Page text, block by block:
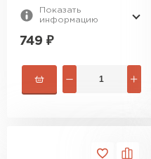
Показать
информацию
749 ₽